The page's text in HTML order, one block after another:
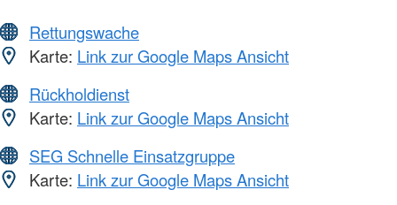
Rettungswache
Karte: Link zur Google Maps Ansicht
Rückholdienst
Karte: Link zur Google Maps Ansicht
SEG Schnelle Einsatzgruppe
Karte: Link zur Google Maps Ansicht